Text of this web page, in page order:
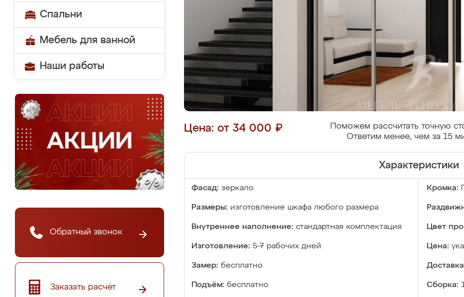
Спальни
Мебель для ванной
Наши работы
Обратный звонок
Заказать расчёт
Цена: от 34 000 ₽
Поможем рассчитать точную
Ответим менее, чем за 15
Характеристики
Фасад: зеркало Кромка:
Размеры: изготовление шкафа любого размера
Внутреннее наполнение: стандартная комплектация Цвет
Изготовление: 5-7 рабочих дней Цена:
Замер: бесплатно
Подъём: бесплатно Сборка: